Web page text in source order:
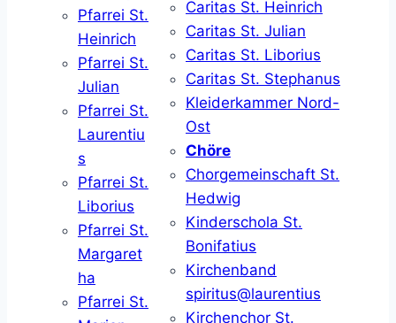
Pfarrei St.
Heinrich
Pfarrei St.
Julian
Pfarrei St.
Laurentiu
s
Pfarrei St.
Liborius
Pfarrei St.
Margaret
ha
Pfarrei St.
Caritas St. Heinrich
Caritas St. Julian
Caritas St. Liborius
Caritas St. Stephanus
Kleiderkammer Nord-
Ost
Chöre
Chorgemeinschaft St.
Hedwig
Kinderschola St.
Bonifatius
Kirchenband
spiritus@laurentius
Kirchenchor St.